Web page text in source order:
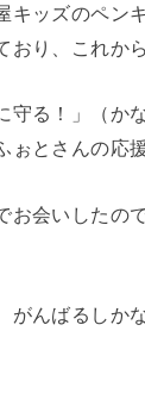
キッズのペン
おり、これか
守る！」（か
ぉとさんの応
お会いしたの
んばるしかな